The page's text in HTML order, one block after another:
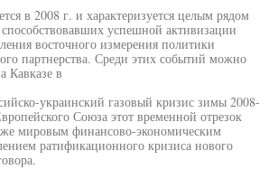
в 2008 г. и характеризуется целым рядом
успешной активизации
восточного измерения политики
партнерства. Среди этих событий можно
Кавказе в
украинский газовый кризис зимы 2008-
Союза этот временной отрезок
мировым финансово-экономическим
ратификационного кризиса нового